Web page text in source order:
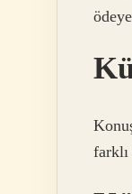
farklı